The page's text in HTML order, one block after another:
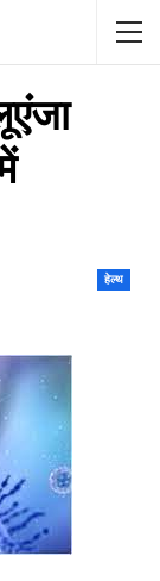
हेल्थ